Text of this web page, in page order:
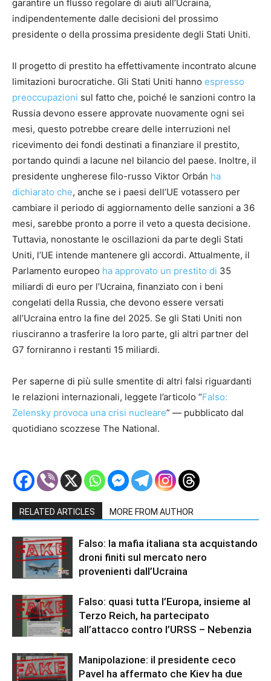
garantire un flusso regolare di aiuti all’Ucraina,
indipendentemente dalle decisioni del prossimo
presidente o della prossima presidente degli Stati Uniti.
Il progetto di prestito ha effettivamente incontrato alcune
limitazioni burocratiche. Gli Stati Uniti hanno espresso
preoccupazioni sul fatto che, poiché le sanzioni contro la
Russia devono essere approvate nuovamente ogni sei
mesi, questo potrebbe creare delle interruzioni nel
ricevimento dei fondi destinati a finanziare il prestito,
portando quindi a lacune nel bilancio del paese. Inoltre, il
presidente ungherese filo-russo Viktor Orbán ha
dichiarato che, anche se i paesi dell’UE votassero per
cambiare il periodo di aggiornamento delle sanzioni a 36
mesi, sarebbe pronto a porre il veto a questa decisione.
Tuttavia, nonostante le oscillazioni da parte degli Stati
Uniti, l’UE intende mantenere gli accordi. Attualmente, il
Parlamento europeo ha approvato un prestito di 35
miliardi di euro per l’Ucraina, finanziato con i beni
congelati della Russia, che devono essere versati
all’Ucraina entro la fine del 2025. Se gli Stati Uniti non
riusciranno a trasferire la loro parte, gli altri partner del
G7 forniranno i restanti 15 miliardi.
Per saperne di più sulle smentite di altri falsi riguardanti
le relazioni internazionali, leggete l’articolo “Falso:
Zelensky provoca una crisi nucleare” — pubblicato dal
quotidiano scozzese The National.
RELATED ARTICLES MORE FROM AUTHOR
Falso: la mafia italiana sta acquistando
droni finiti sul mercato nero
provenienti dall’Ucraina
Falso: quasi tutta l’Europa, insieme al
Terzo Reich, ha partecipato
all’attacco contro l’URSS – Nebenzia
Manipolazione: il presidente ceco
Pavel ha affermato che Kiev ha due